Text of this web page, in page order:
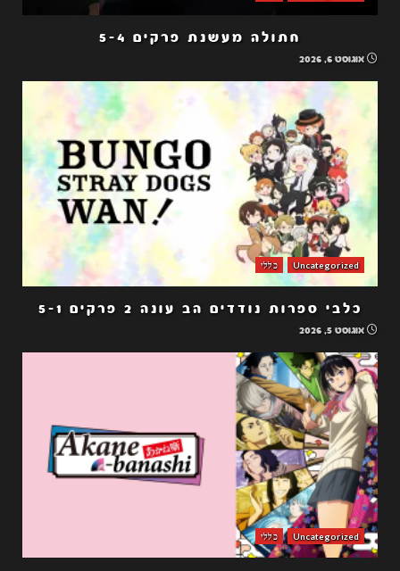
חתולה מעשנת פרקים 5-4
אוגוסט 6, 2026
Uncategorized כללי
כלבי ספרות נודדים הב עונה 2 פרקים 5-1
אוגוסט 5, 2026
Uncategorized כללי